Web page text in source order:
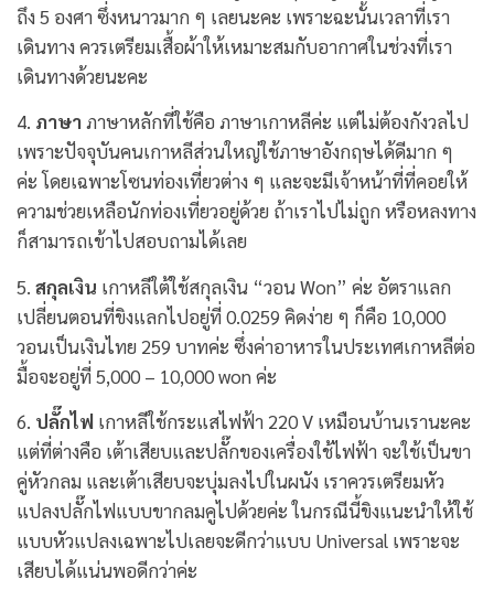
ถึง 5 องศา ซึ่งหนาวมาก ๆ เลยนะคะ เพราะฉะนั้นเวลาที่เรา
เดินทาง ควรเตรียมเสื้อผ้าให้เหมาะสมกับอากาศในช่วงที่เรา
เดินทางด้วยนะคะ
4. ภาษาภาษาหลักที่ใช้คือ ภาษาเกาหลีค่ะ แต่ไม่ต้องกังวลไป
เพราะปัจจุบันคนเกาหลีส่วนใหญ่ใช้ภาษาอังกฤษได้ดีมาก ๆ
ค่ะ โดยเฉพาะโซนท่องเที่ยวต่าง ๆ และจะมีเจ้าหน้าที่ที่คอยให้
ความช่วยเหลือนักท่องเที่ยวอยู่ด้วย ถ้าเราไปไม่ถูก หรือหลงทาง
ก็สามารถเข้าไปสอบถามได้เลย
5. สกุลเงิน เกาหลีใต้ใช้สกุลเงิน “วอน Won” ค่ะ อัตราแลก
เปลี่ยนตอนที่ขิงแลกไปอยู่ที่ 0.0259 คิดง่าย ๆ ก็คือ 10,000
วอนเป็นเงินไทย 259 บาทค่ะ ซึ่งค่าอาหารในประเทศเกาหลีต่อ
มื้อจะอยู่ที่ 5,000 – 10,000 won ค่ะ
6. ปลั๊กไฟ เกาหลีใช้กระแสไฟฟ้า 220 V เหมือนบ้านเรานะคะ
แต่ที่ต่างคือ เต้าเสียบและปลั๊กของเครื่องใช้ไฟฟ้า จะใช้เป็นขา
คู่หัวกลม และเต้าเสียบจะบุ่มลงไปในผนัง เราควรเตรียมหัว
แปลงปลั๊กไฟแบบขากลมคูไปด้วยค่ะ ในกรณีนี้ขิงแนะนำให้ใช้
แบบหัวแปลงเฉพาะไปเลยจะดีกว่าแบบ Universal เพราะจะ
เสียบได้แน่นพอดีกว่าค่ะ